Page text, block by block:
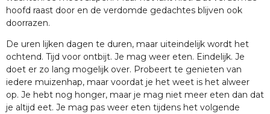
hoofd raast door en de verdomde gedachtes blijven ook
doorrazen.
De uren lijken dagen te duren, maar uiteindelijk wordt het
ochtend. Tijd voor ontbijt. Je mag weer eten. Eindelijk. Je
doet er zo lang mogelijk over. Probeert te genieten van
iedere muizenhap, maar voordat je het weet is het alweer
op. Je hebt nog honger, maar je mag niet meer eten dan dat
je altijd eet. Je mag pas weer eten tijdens het volgende